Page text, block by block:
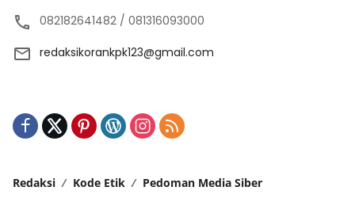
082182641482 / 081316093000
redaksikorankpk123@gmail.com
Redaksi Kode Etik Pedoman Media Siber